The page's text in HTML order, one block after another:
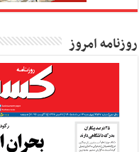
روزنامه امروز